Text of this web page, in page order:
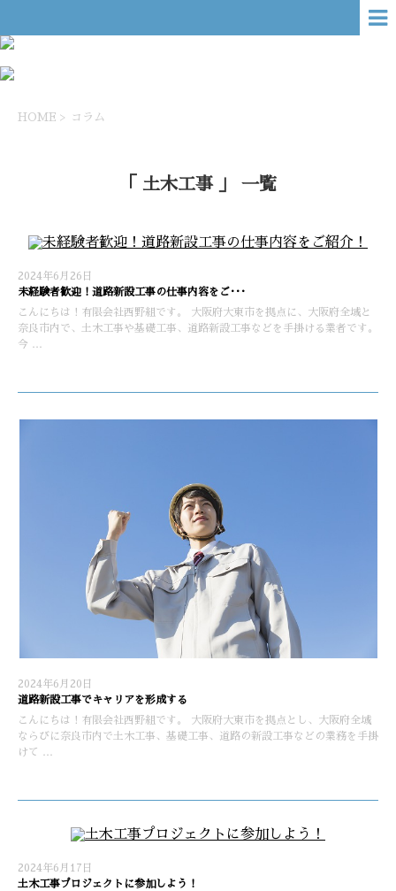
HOME > コラム
「 土木工事 」 一覧
2024年6月26日
未経験者歓迎！道路新設工事の仕事内容をご･･･
こんにちは！有限会社西野組です。 大阪府大東市を拠点に、大阪府全域と
奈良市内で、土木工事や基礎工事、道路新設工事などを手掛ける業者です。
今 …
2024年6月20日
道路新設工事でキャリアを形成する
こんにちは！有限会社西野組です。 大阪府大東市を拠点とし、大阪府全域
ならびに奈良市内で土木工事、基礎工事、道路の新設工事などの業務を手掛
けて …
2024年6月17日
土木工事プロジェクトに参加しよう！